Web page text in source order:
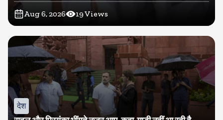
Aug 6, 2026 19Views
देश